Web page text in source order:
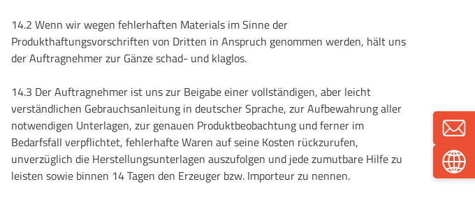
14.2 Wenn wir wegen fehlerhaften Materials im Sinne der
Produkthaftungsvorschriften von Dritten in Anspruch genommen werden, hält uns
der Auftragnehmer zur Gänze schad- und klaglos.
14.3 Der Auftragnehmer ist uns zur Beigabe einer vollständigen, aber leicht
verständlichen Gebrauchsanleitung in deutscher Sprache, zur Aufbewahrung aller
notwendigen Unterlagen, zur genauen Produktbeobachtung und ferner im
Bedarfsfall verpflichtet, fehlerhafte Waren auf seine Kosten rückzurufen,
unverzüglich die Herstellungsunterlagen auszufolgen und jede zumutbare Hilfe zu
leisten sowie binnen 14 Tagen den Erzeuger bzw. Importeur zu nennen.